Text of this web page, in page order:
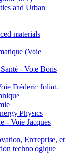
and Urban
materials
(Voie
- Voie Boris
Fréderic Joliot-
Physics
- Voie Jacques
Entreprise, et
technologique